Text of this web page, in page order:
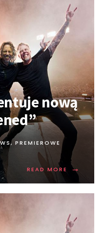
nową
, PREMIEROWE
READ MORE →